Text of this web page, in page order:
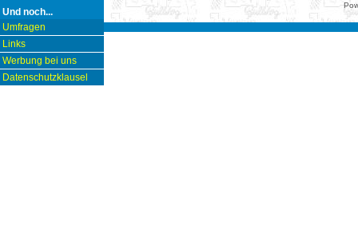
Und noch...
Umfragen
Links
Werbung bei uns
Datenschutzklausel